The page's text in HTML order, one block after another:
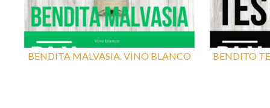
BENDITA MALVASIA. VINO BLANCO BENDITO